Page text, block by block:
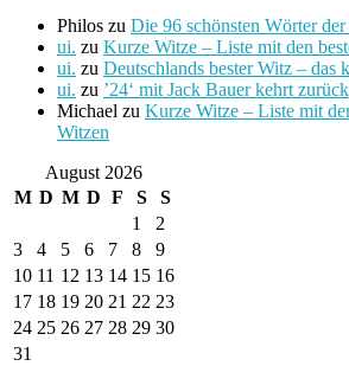
Philos zu Die 96 schönsten Wörter
ui. zu Kurze Witze – Liste mit den
ui. zu Deutschlands bester Witz – das
ui. zu ’24‘ mit Jack Bauer kehrt zurück
Michael zu Kurze Witze – Liste mit
Witzen
August 2026
M D M D F S
S
1
2
3
4 5 6 7 8
9
10 11 12 13 14 15 16
17 18 19 20 21 22 23
24 25 26 27 28 29 30
31